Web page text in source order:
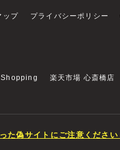
ップ プライバシーポリシー
楽天市場 心斎橋店
た偽サイトにご注意ください